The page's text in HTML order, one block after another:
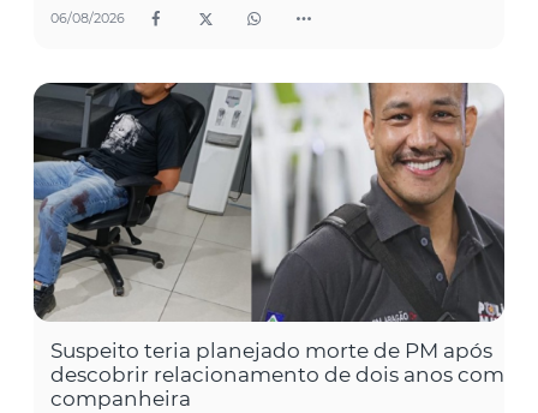
06/08/2026
Suspeito teria planejado morte de PM após
descobrir relacionamento de dois anos com
companheira